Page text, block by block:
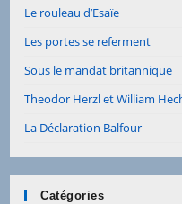
Le rouleau d’Esaïe
Les portes se referment
Sous le mandat britannique
Theodor Herzl et William
La Déclaration Balfour
Catégories